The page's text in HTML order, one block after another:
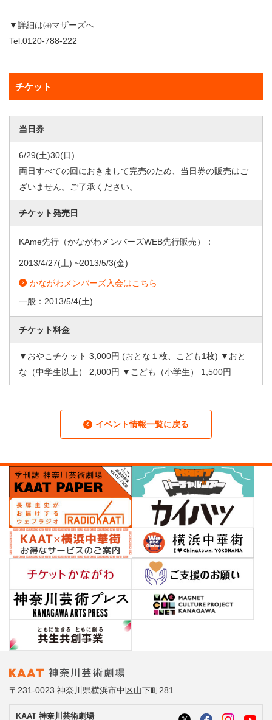
▼詳細は㈱マザーズへ
Tel:0120-788-222
チケット
当日券
6/29(土)30(日)
両日すべての回におきまして完売のため、当日券の販売はご
ざいません。ご了承ください。
チケット発売日
KAme先行（かながわメンバーズWEB先行販売）：
2013/4/27(土) ~2013/5/3(金)
かながわメンバーズ入会はこちら
一般： 2013/5/4(土)
チケット料金
▼おやこチケット 3,000円 (おとな１枚、こども1枚) ▼おと
な（中学生以上） 2,000円 ▼こども（小学生） 1,500円
イベント情報一覧に戻る
〒231-0023 神奈川県横浜市中区山下町281
KAAT 神奈川芸術劇場